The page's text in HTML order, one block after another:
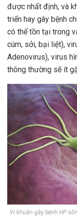
được nhất định, và
triển hay gây bệnh
có thể tồn tại trong
cúm, sởi, bại liệt),
Adenovirus), virus
thông thường sẽ ít
Vi khuẩn gây bệnh HP